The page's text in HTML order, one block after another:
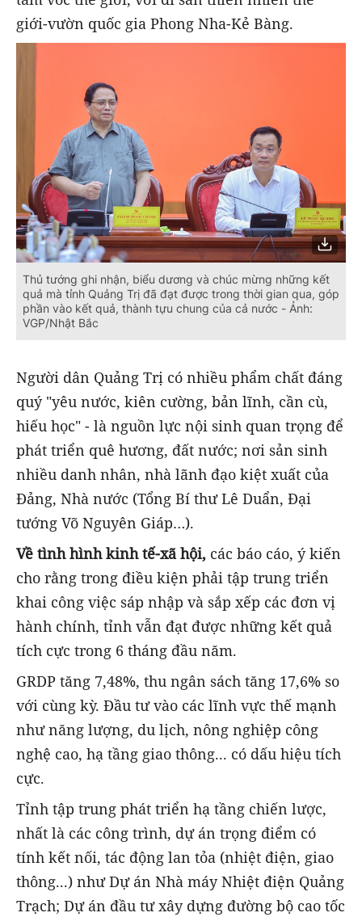
giới-vườn quốc gia Phong Nha-Kẻ Bàng.
Thủ tướng ghi nhận, biểu dương và chúc mừng những kết
quả mà tỉnh Quảng Trị đã đạt được trong thời gian qua, góp
phần vào kết quả, thành tựu chung của cả nước - Ảnh:
VGP/Nhật Bắc
Người dân Quảng Trị có nhiều phẩm chất đáng
quý "yêu nước, kiên cường, bản lĩnh, cần cù,
hiếu học" - là nguồn lực nội sinh quan trọng để
phát triển quê hương, đất nước; nơi sản sinh
nhiều danh nhân, nhà lãnh đạo kiệt xuất của
Đảng, Nhà nước (Tổng Bí thư Lê Duẩn, Đại
tướng Võ Nguyên Giáp…).
Về tình hình kinh tế-xã hội, các báo cáo, ý kiến
cho rằng trong điều kiện phải tập trung triển
khai công việc sáp nhập và sắp xếp các đơn vị
hành chính, tỉnh vẫn đạt được những kết quả
tích cực trong 6 tháng đầu năm.
GRDP tăng 7,48%, thu ngân sách tăng 17,6% so
với cùng kỳ. Đầu tư vào các lĩnh vực thế mạnh
như năng lượng, du lịch, nông nghiệp công
nghệ cao, hạ tầng giao thông... có dấu hiệu tích
cực.
Tỉnh tập trung phát triển hạ tầng chiến lược,
nhất là các công trình, dự án trọng điểm có
tính kết nối, tác động lan tỏa (nhiệt điện, giao
thông...) như Dự án Nhà máy Nhiệt điện Quảng
Trạch; Dự án đầu tư xây dựng đường bộ cao tốc